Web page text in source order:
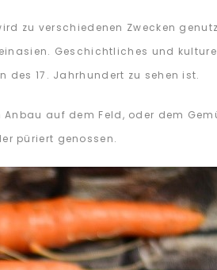
zu verschiedenen Zwecken
Geschichtliches und
17. Jahrhundert zu sehen ist.
auf dem Feld, oder dem
püriert genossen.